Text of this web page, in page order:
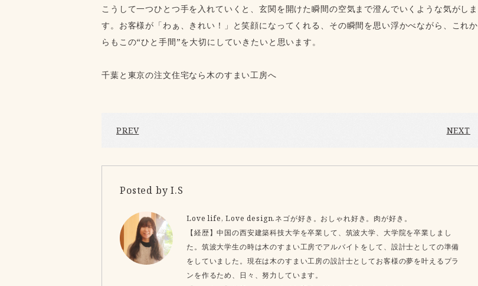
こうして一つひとつ手を入れていくと、玄関を開けた瞬間の空気まで澄んでいくような気がしま
す。お客様が「わぁ、きれい！」と笑顔になってくれる、その瞬間を思い浮かべながら、これか
らもこの“ひと手間”を大切にしていきたいと思います。
千葉と東京の注文住宅なら木のすまい工房へ
PREV NEXT
Posted by I.S
Love life, Love design.ネゴが好き。おしゃれ好き。肉が好き。
【経歴】中国の西安建築科技大学を卒業して、筑波大学、大学院を卒業しまし
た。筑波大学生の時は木のすまい工房でアルバイトをして、設計士としての準備
をしていました。現在は木のすまい工房の設計士としてお客様の夢を叶えるプラ
ンを作るため、日々、努力しています。